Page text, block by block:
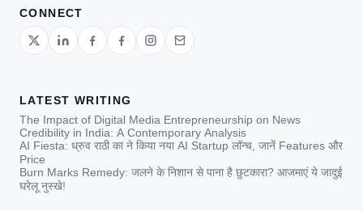
CONNECT
LATEST WRITING
The Impact of Digital Media Entrepreneurship on News
Credibility in India: A Contemporary Analysis
AI Fiesta: ध्रुव राठी का ने किया नया AI Startup लॉन्च, जानें Features और
Price
Burn Marks Remedy: जलने के निशान से पाना है छुटकारा? आजमाएं ये जादुई
घरेलू नुस्खे!